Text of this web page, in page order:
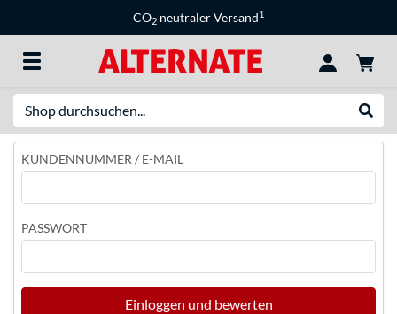
CO2 neutraler Versand1
KUNDENNUMMER / E-MAIL
PASSWORT
Einloggen und bewerten